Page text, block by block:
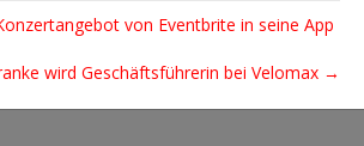
von Eventbrite in seine App
wird Geschäftsführerin bei Velomax →